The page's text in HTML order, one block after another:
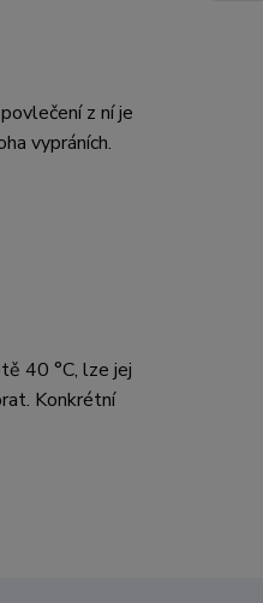
z ní je
vypráních.
40 °C, lze jej
Konkrétní